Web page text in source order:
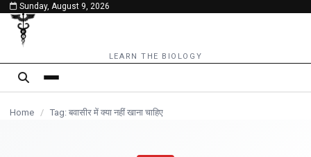
content
Sunday, August 9, 2026
LEARN THE BIOLOGY
Home / Tag: बवासीर में क्या नहीं खाना चाहिए